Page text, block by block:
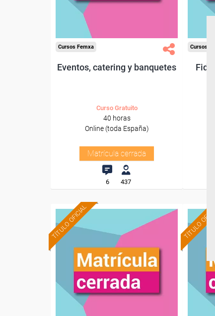
Cursos Femxa
Eventos, catering y banquetes
Curso Gratuito
40 horas
Online (toda España)
Matrícula cerrada
6 437
Cursos
TÍTULO OFICIAL TÍTULO